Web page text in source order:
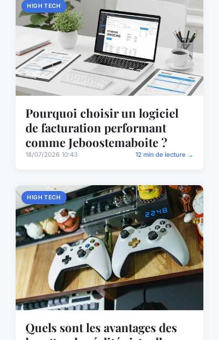
HIGH TECH
Pourquoi choisir un logiciel
de facturation performant
comme Jeboostemaboite ?
18/07/2026 10:43 12 min de lecture →
HIGH TECH
Quels sont les avantages des